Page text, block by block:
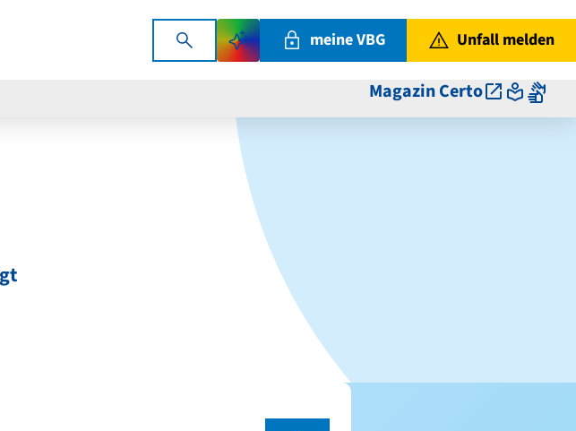
meine VBG Unfall melden
Magazin Certo